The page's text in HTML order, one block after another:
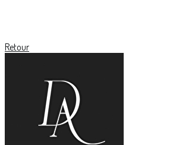
Retour